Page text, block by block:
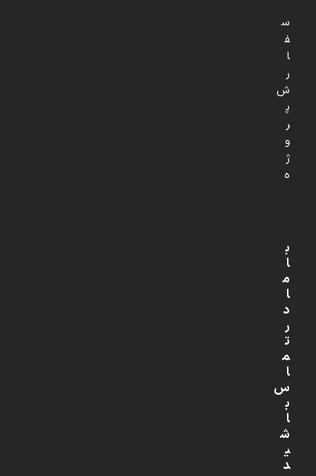
س
ف
ا
ر
ش
پ
ر
و
ژ
ه
ب
ا
م
ا
د
ر
ت
م
ا
س
ب
ا
ش
ی
د